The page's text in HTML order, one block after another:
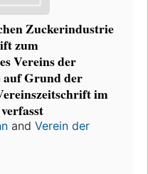
Zuckerindustrie
zum
Vereins der
auf Grund der
im
and Verein der